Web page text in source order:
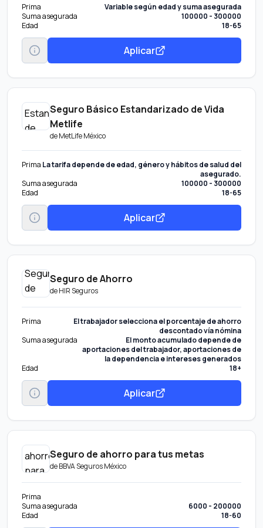
Prima
Variable según edad y suma asegurada
Suma asegurada
100000 - 300000
Edad
18-65
Aplicar
Seguro Básico Estandarizado de Vida
Metlife
deMetLife México
Prima La tarifa depende de edad, género y hábitos de salud del
asegurado.
Suma asegurada
100000 - 300000
Edad
18-65
Aplicar
Seguro de Ahorro
deHIR Seguros
Prima
El trabajador selecciona el porcentaje de ahorro
descontado vía nómina
Suma asegurada
El monto acumulado depende de
aportaciones del trabajador, aportaciones de
la dependencia e intereses generados
Edad
18+
Aplicar
Seguro de ahorro para tus metas
deBBVA Seguros México
Prima
Suma asegurada
6000 - 200000
Edad
18-60